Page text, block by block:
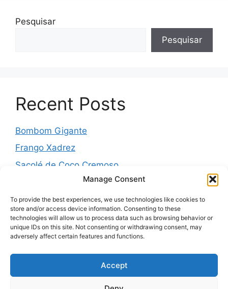
Manage Consent
To provide the best experiences, we use technologies like cookies to
store and/or access device information. Consenting to these
technologies will allow us to process data such as browsing behavior or
unique IDs on this site. Not consenting or withdrawing consent, may
adversely affect certain features and functions.
Accept
Pesquisar
Pesquisar
Recent Posts
Bombom Gigante
Frango Xadrez
Sacolé de Coco Cremoso
Torta de cebola molhadinha
Pernil Assado com Laranja, Alho e Ervas
Recent Comments
Nenhum comentário para mostrar.